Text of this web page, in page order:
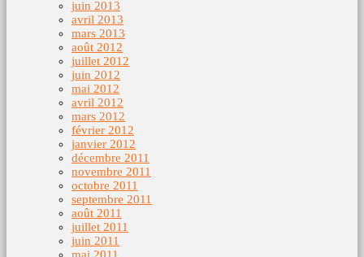
juin 2013
avril 2013
mars 2013
août 2012
juillet 2012
juin 2012
mai 2012
avril 2012
mars 2012
février 2012
janvier 2012
décembre 2011
novembre 2011
octobre 2011
septembre 2011
août 2011
juillet 2011
juin 2011